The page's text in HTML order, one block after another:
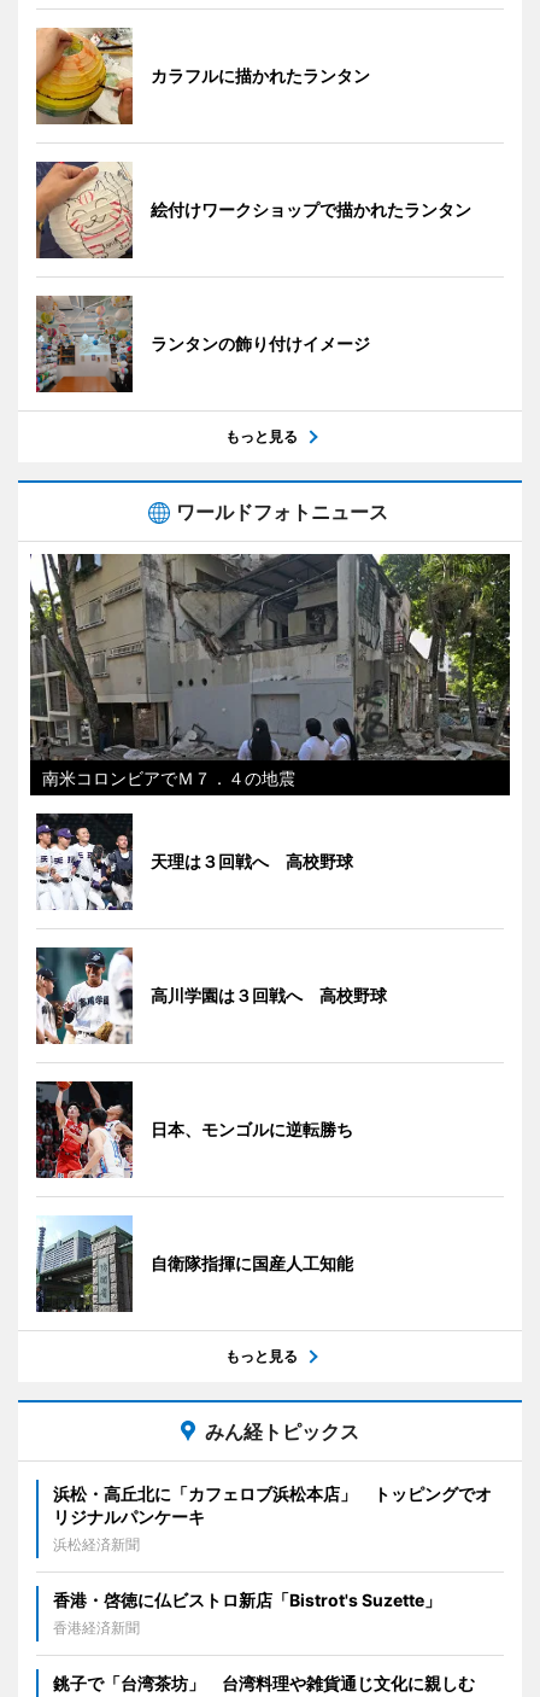
カラフルに描かれたランタン
絵付けワークショップで描かれたランタン
ランタンの飾り付けイメージ
もっと見る
ワールドフォトニュース
南米コロンビアでＭ７．４の地震
天理は３回戦へ 高校野球
高川学園は３回戦へ 高校野球
日本、モンゴルに逆転勝ち
自衛隊指揮に国産人工知能
もっと見る
みん経トピックス
浜松・高丘北に「カフェロブ浜松本店」 トッピングでオ
リジナルパンケーキ
浜松経済新聞
香港・啓徳に仏ビストロ新店「Bistrot's Suzette」
香港経済新聞
銚子で「台湾茶坊」 台湾料理や雑貨通じ文化に親しむ